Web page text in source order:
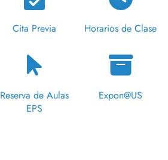
Cita Previa Horarios de Clase
Reserva de Aulas
EPS
Expon@US